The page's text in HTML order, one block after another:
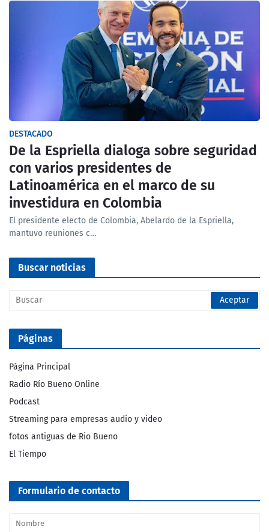
DESTACADO
De la Espriella dialoga sobre seguridad
con varios presidentes de
Latinoamérica en el marco de su
investidura en Colombia
El presidente electo de Colombia, Abelardo de la Espriella,
mantuvo reuniones c…
Buscar noticias
Páginas
Página Principal
Radio Río Bueno Online
Podcast
Streaming para empresas audio y video
fotos antiguas de Rio Bueno
El Tiempo
Formulario de contacto